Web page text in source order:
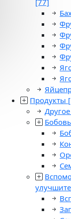
[77]
Продукты
Другое